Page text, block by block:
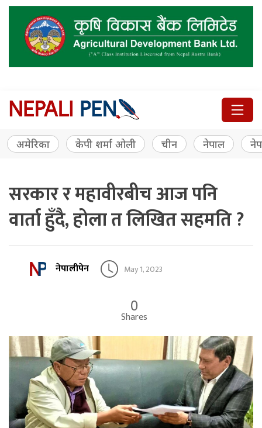
अमेरिका केपी शर्मा ओली चीन नेपाल
सरकार र महावीरबीच आज पनि
वार्ता हुँदै, होला त लिखित सहमति ?
नेपालीपेन May 1, 2023
0
Shares